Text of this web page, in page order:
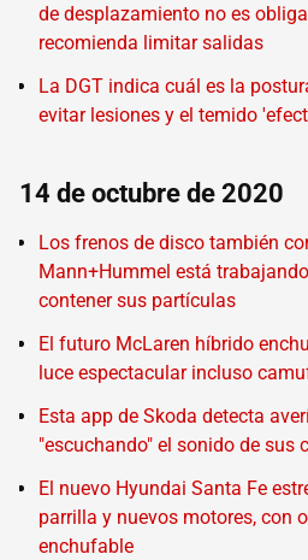
de desplazamiento no es
recomienda limitar salidas
La DGT indica cuál es la
evitar lesiones y el temido
14 de octubre de 2020
Los frenos de disco también
Mann+Hummel está
contener sus partículas
El futuro McLaren híbrido
luce espectacular incluso
Esta app de Skoda detecta
"escuchando" el sonido de sus
El nuevo Hyundai Santa Fe
parrilla y nuevos motores, con
enchufable